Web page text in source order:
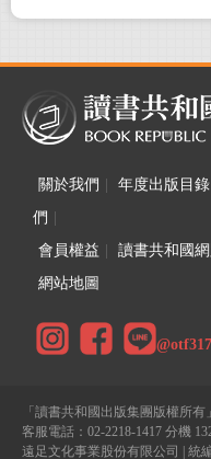
關於我們 年度出版目錄
們
會員權益
讀書共和國
網站地圖
「讀書共和國出版集團版權所有
客服電話：02-2218-1417 分機
遠足文化事業股份有限公司 | 統